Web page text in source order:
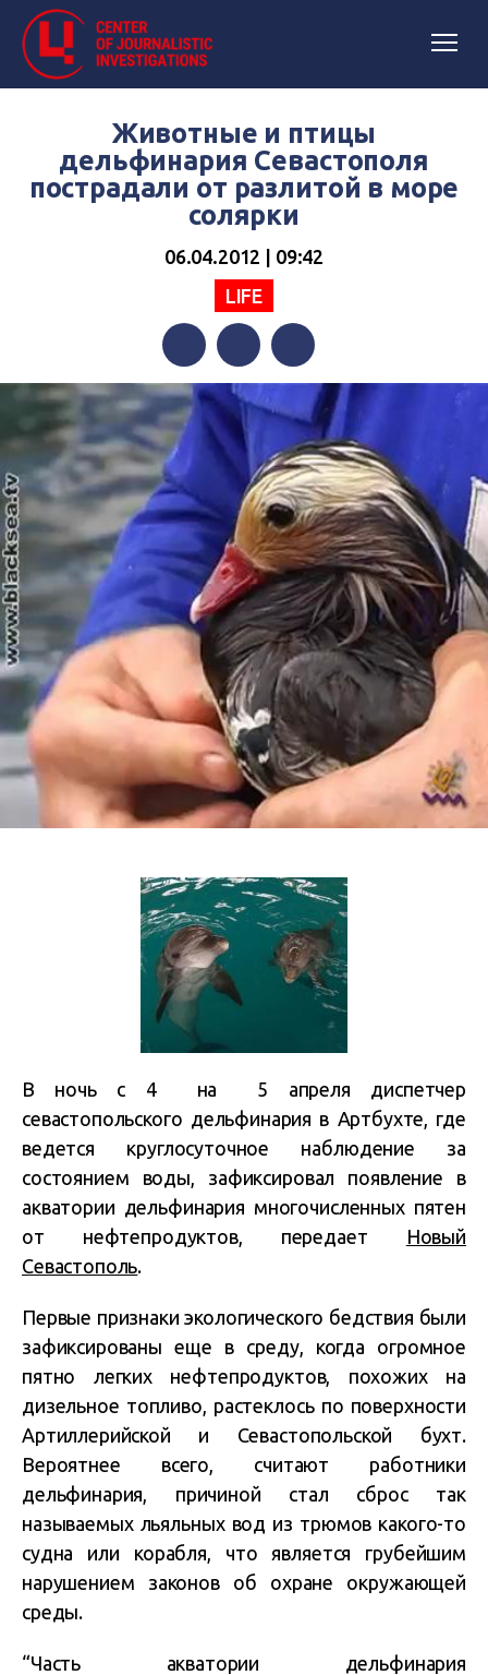
Животные и птицы
дельфинария Севастополя
пострадали от разлитой в море
солярки
06.04.2012 | 09:42
LIFE
FacebookTwitterTelegram
В ночь с 4 на 5 апреля диспетчер
севастопольского дельфинария в Артбухте, где
ведется круглосуточное наблюдение за
состоянием воды, зафиксировал появление в
акватории дельфинария многочисленных пятен
от нефтепродуктов, передает
Новый
Севастополь.
Первые признаки экологического бедствия были
зафиксированы еще в среду, когда огромное
пятно легких нефтепродуктов, похожих на
дизельное топливо, растеклось по поверхности
Артиллерийской и Севастопольской бухт.
Вероятнее всего, считают работники
дельфинария, причиной стал сброс так
называемых льяльных вод из трюмов какого-то
судна или корабля, что является грубейшим
нарушением законов об охране окружающей
среды.
“Часть акватории дельфинария